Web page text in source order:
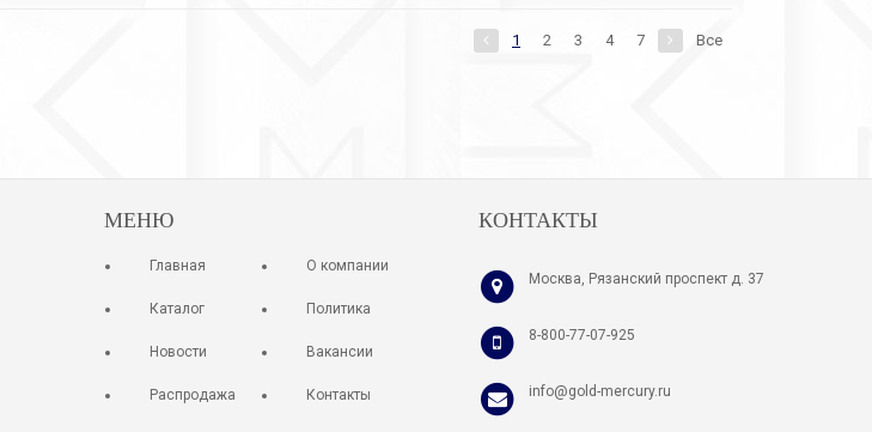
920 руб.1 2 3 4 7 Все
МЕНЮ
Главная
Каталог
Новости
Распродажа
О компании
Политика
Вакансии
Контакты
КОНТАКТЫ
Москва, Рязанский проспект д. 37
8-800-77-07-925
info@gold-mercury.ru